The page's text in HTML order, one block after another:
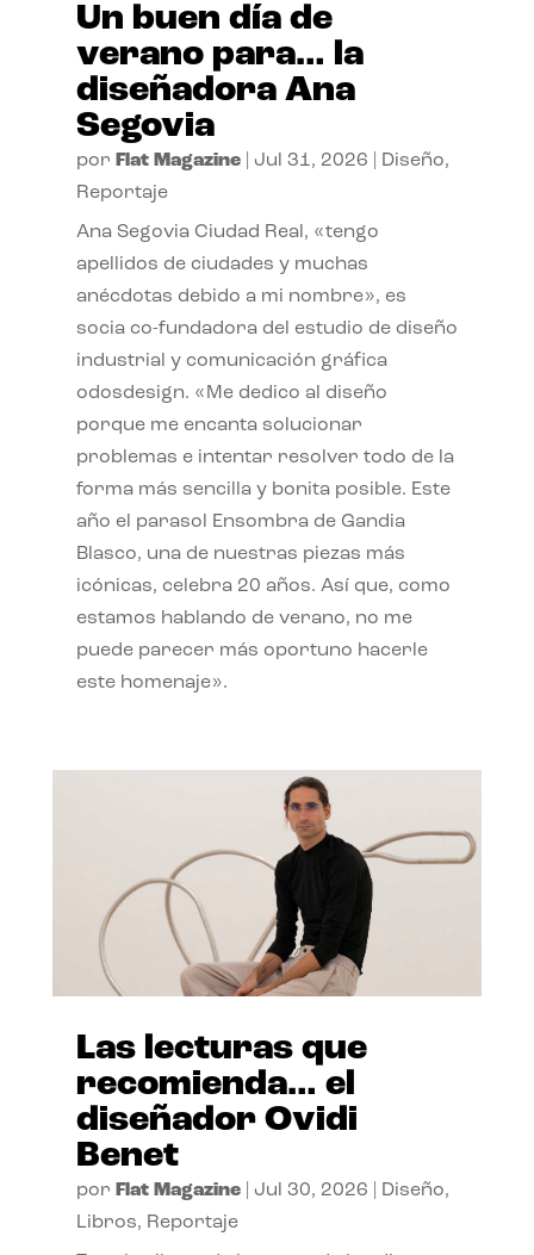
Un buen día de
verano para… la
diseñadora Ana
Segovia
por Flat Magazine| Jul 31, 2026 Diseño,
Reportaje
Ana Segovia Ciudad Real, «tengo
apellidos de ciudades y muchas
anécdotas debido a mi nombre», es
socia co-fundadora del estudio de diseño
industrial y comunicación gráfica
odosdesign. «Me dedico al diseño
porque me encanta solucionar
problemas e intentar resolver todo de la
forma más sencilla y bonita posible. Este
año el parasol Ensombra de Gandia
Blasco, una de nuestras piezas más
icónicas, celebra 20 años. Así que, como
estamos hablando de verano, no me
puede parecer más oportuno hacerle
este homenaje».
Las lecturas que
recomienda… el
diseñador Ovidi
Benet
por Flat Magazine| Jul 30, 2026 Diseño,
Libros, Reportaje